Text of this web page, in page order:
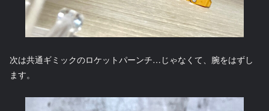
次は共通ギミックのロケットパーンチ…じゃなくて、腕をはずし
ます。